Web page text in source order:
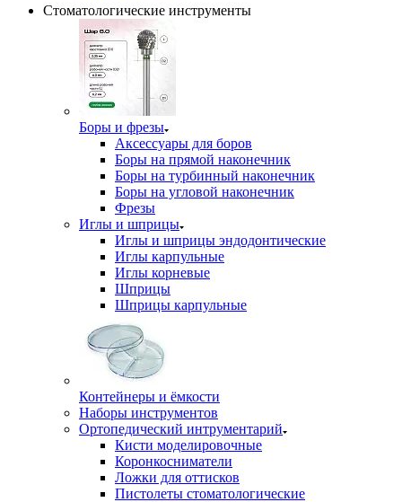
Стоматологические инструменты
Боры и фрезы
Аксессуары для боров
Боры на прямой наконечник
Боры на турбинный наконечник
Боры на угловой наконечник
Фрезы
Иглы и шприцы
Иглы и шприцы эндодонтические
Иглы карпульные
Иглы корневые
Шприцы
Шприцы карпульные
Контейнеры и ёмкости
Наборы инструментов
Ортопедический интрументарий
Кисти моделировочные
Коронкосниматели
Ложки для оттисков
Пистолеты стоматологические